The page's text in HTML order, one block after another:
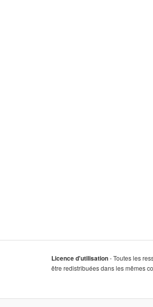
Licence d'utilisation- Toutes les
être redistribuées dans les mêmes